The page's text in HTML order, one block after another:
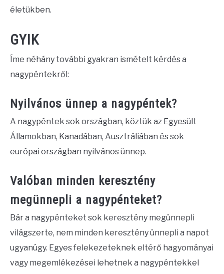
életükben.
GYIK
Íme néhány további gyakran ismételt kérdés a
nagypéntekről:
Nyilvános ünnep a nagypéntek?
A nagypéntek sok országban, köztük az Egyesült
Államokban, Kanadában, Ausztráliában és sok
európai országban nyilvános ünnep.
Valóban minden keresztény
megünnepli a nagypénteket?
Bár a nagypénteket sok keresztény megünnepli
világszerte, nem minden keresztény ünnepli a napot
ugyanúgy. Egyes felekezeteknek eltérő hagyományai
vagy megemlékezései lehetnek a nagypéntekkel